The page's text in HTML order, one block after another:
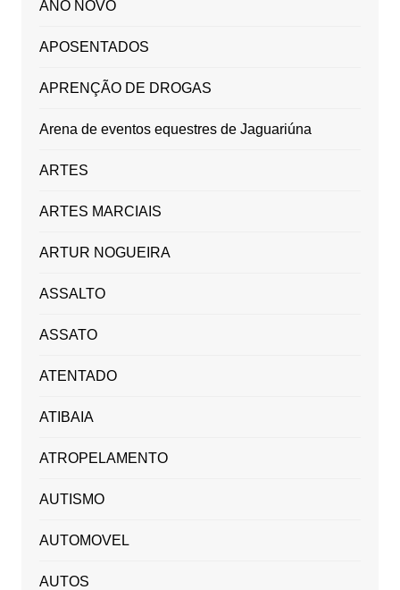
ANO NOVO
APOSENTADOS
APRENÇÃO DE DROGAS
Arena de eventos equestres de Jaguariúna
ARTES
ARTES MARCIAIS
ARTUR NOGUEIRA
ASSALTO
ASSATO
ATENTADO
ATIBAIA
ATROPELAMENTO
AUTISMO
AUTOMOVEL
AUTOS